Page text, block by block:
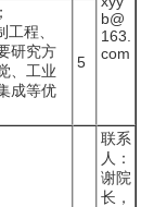
b@
163.
com
程、
研究方
、工业
成等优
5
联系
人：
谢院
长，